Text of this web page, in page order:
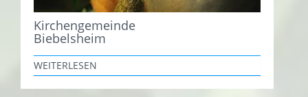
Kirchengemeinde
Biebelsheim
WEITERLESEN